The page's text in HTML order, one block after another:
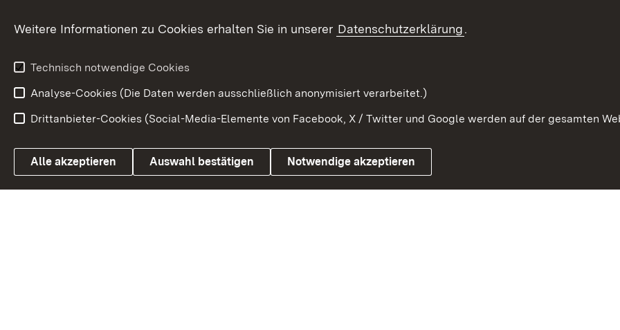
Weitere
Link zum Landesportal
Impressum Kontakt
Weitere Informationen zu Cookies erhalten Sie in unserer Datenschutzerklärung.
Technisch notwendige Cookies
Analyse-Cookies (Die Daten werden ausschließlich anonymisiert verarbeitet.)
Drittanbieter-Cookies (Social-Media-Elemente von Facebook, X / Twitter und Google werden auf der gesamten
Alle akzeptieren Auswahl bestätigen Notwendige akzeptieren